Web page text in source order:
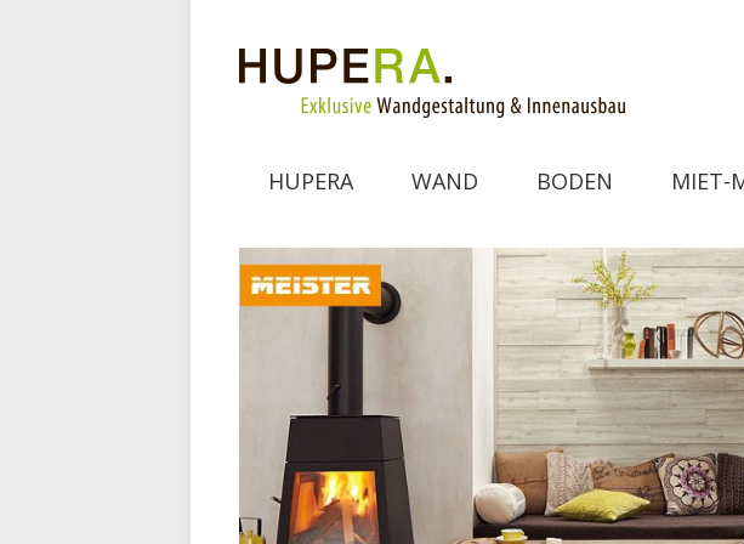
HUPERA WAND BODEN MIET-